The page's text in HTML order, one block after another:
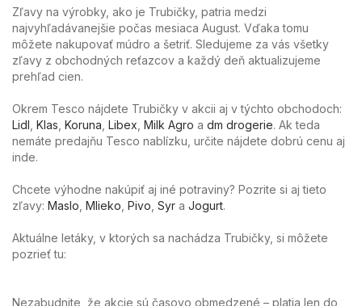
Zľavy na výrobky, ako je Trubičky, patria medzi
najvyhľadávanejšie počas mesiaca August. Vďaka tomu
môžete nakupovať múdro a šetriť. Sledujeme za vás všetky
zľavy z obchodných reťazcov a každý deň aktualizujeme
prehľad cien.
Okrem Tesco nájdete Trubičky v akcii aj v týchto obchodoch:
Lidl Klas Koruna Libex Milk Agro a dm drogerie. Ak teda
nemáte predajňu Tesco nablízku, určite nájdete dobrú cenu aj
inde.
Chcete výhodne nakúpiť aj iné potraviny? Pozrite si aj tieto
zľavy: Maslo Mlieko Pivo Syr a Jogurt.
Aktuálne letáky, v ktorých sa nachádza Trubičky, si môžete
pozrieť tu:
Nezabudnite, že akcie sú časovo obmedzené – platia len do